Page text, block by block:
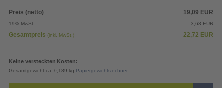
Preis (netto) 19,09 EUR
19% MwSt. 3,63 EUR
Gesamtpreis (inkl. MwSt.) 22,72 EUR
Keine versteckten Kosten:
Gesamtgewicht ca. 0,189 kg Papiergewichtsrechner